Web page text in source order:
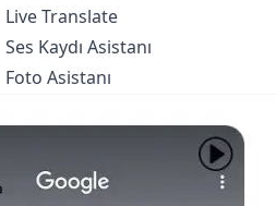
Live Translate
Ses Kaydı Asistanı
Foto Asistanı